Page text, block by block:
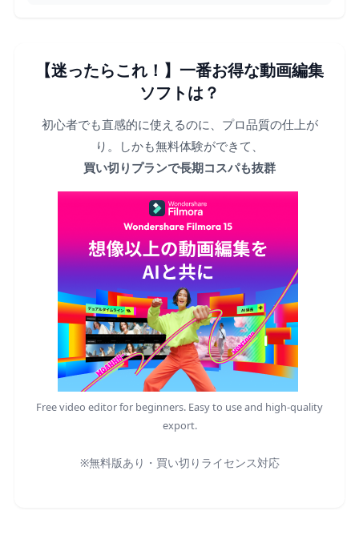
【迷ったらこれ！】一番お得な動画編集
ソフトは？
初心者でも直感的に使えるのに、プロ品質の仕上が
り。しかも無料体験ができて、
買い切りプランで長期コスパも抜群
Free video editor for beginners. Easy to use and high-quality
export.
※無料版あり・買い切りライセンス対応